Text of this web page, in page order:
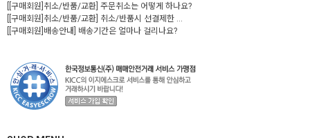
[[구매회원]취소/반품/교환] 주문취소는 어떻게 하나요?
[[구매회원]취소/반품/교환] 취소/반품시 선결제한 ...
[[구매회원]배송안내] 배송기간은 얼마나 걸리나요?